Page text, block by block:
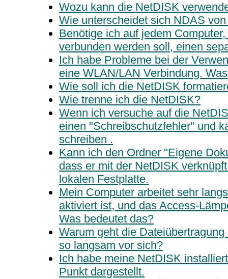
Wozu kann die NetDISK
Wie unterscheidet sich NDAS
Benötige ich auf jedem
verbunden werden soll, einen
Ich habe Probleme bei der
eine WLAN/LAN Verbindung.
Wie soll ich die NetDISK
Wie trenne ich die NetDISK?
Wenn ich versuche auf die
einen "Schreibschutzfehler" und
schreiben .
Kann ich den Ordner "Eigene
dass er mit der NetDISK
lokalen Festplatte.
Mein Computer arbeitet sehr
aktiviert ist, und das Access-
Was bedeutet das?
Warum geht die
so langsam vor sich?
Ich habe meine NetDISK
Punkt dargestellt.